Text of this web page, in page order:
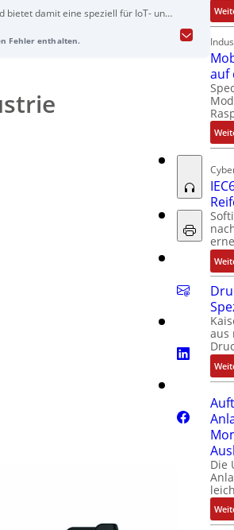
bietet damit eine speziell für IoT- und
ermöglicht eine wirtschaftliche,
Smart Metering, Energie- und
Fehler enthalten.
auf
aus
Die